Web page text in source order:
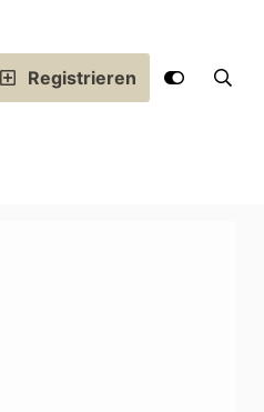
Registrieren